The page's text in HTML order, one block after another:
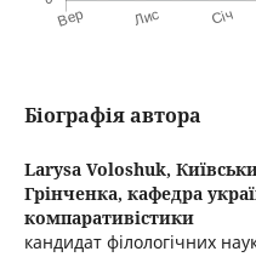
Біографія автора
Larysa Voloshuk,
Грінченка, кафедра
компаративістики
кандидат філологічних